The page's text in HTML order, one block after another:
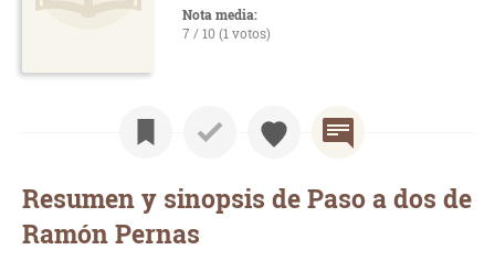
Nota media:
7 / 10 (1 votos)
Resumen y sinopsis de Paso a dos de
Ramón Pernas